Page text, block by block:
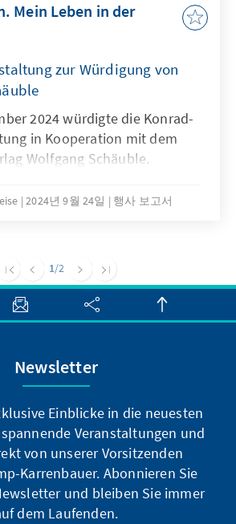
Mein Leben in der
zur Würdigung von
2024 würdigte die Konrad-
in Kooperation mit dem
Wolfgang Schäuble.
2024년 9월 24일 행사 보고서
1/2
Newsletter
Einblicke in die neuesten
Veranstaltungen und
von unserer Vorsitzenden
Karrenbauer. Abonnieren Sie
und bleiben Sie immer
dem Laufenden.